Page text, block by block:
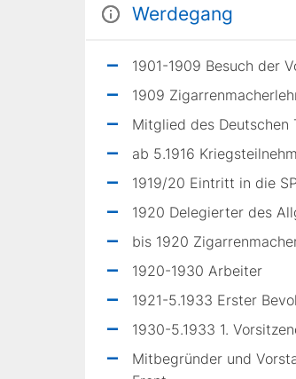
Werdegang
1901-1909 Besuch der
1909
Mitglied des Deutschen
ab 5.1916
1919/20 Eintritt in die
1920 Delegierter des
bis 1920
1920-1930 Arbeiter
1921-5.1933 Erster
1930-5.1933 1.
Mitbegründer und